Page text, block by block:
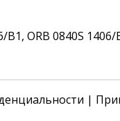
ORB 0840S 1406/
|